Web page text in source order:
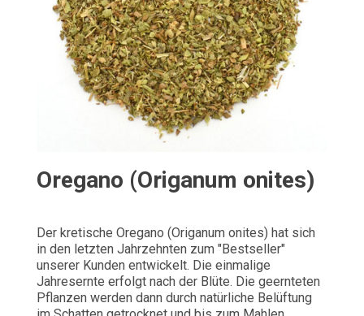
Oregano (Origanum onites)
Der kretische Oregano (Origanum onites) hat sich
in den letzten Jahrzehnten zum "Bestseller"
unserer Kunden entwickelt. Die einmalige
Jahresernte erfolgt nach der Blüte. Die geernteten
Pflanzen werden dann durch natürliche Belüftung